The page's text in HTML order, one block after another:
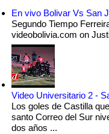
En vivo Bolivar Vs San
Segundo Tiempo
videobolivia.com on
Video Universitario 2 -
Los goles de Castilla
santo Correo del Sur
dos años ...